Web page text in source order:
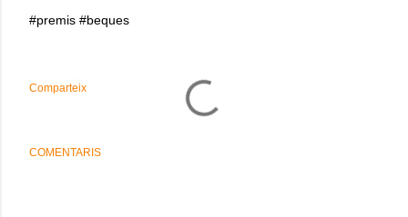
#premis #beques
Comparteix
COMENTARIS